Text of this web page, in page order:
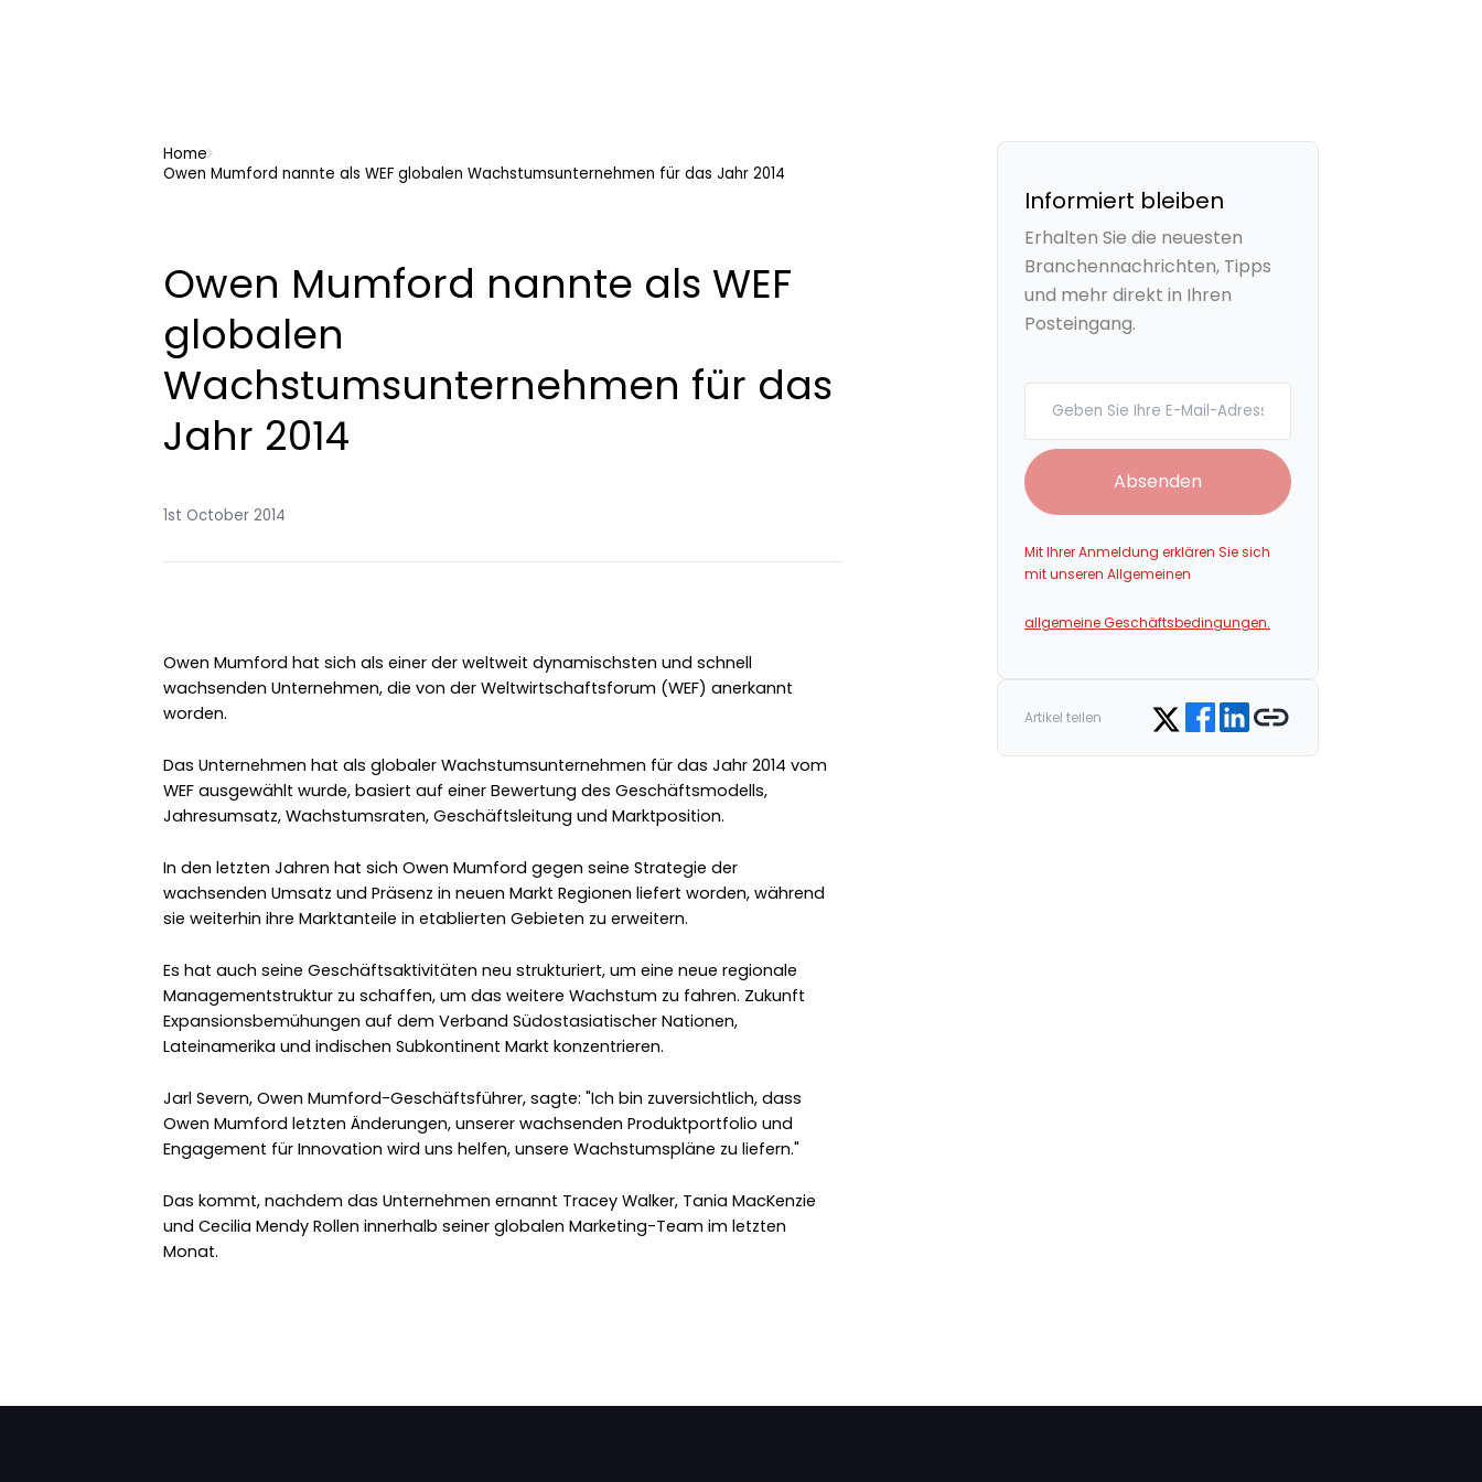
Home
Owen Mumford nannte als WEF globalen Wachstumsunternehmen für das Jahr 2014
Owen Mumford nannte als WEF
globalen
Wachstumsunternehmen für das
Jahr 2014
1st October 2014
Owen Mumford hat sich als einer der weltweit dynamischsten und schnell
wachsenden Unternehmen, die von der Weltwirtschaftsforum (WEF) anerkannt
worden.
Das Unternehmen hat als globaler Wachstumsunternehmen für das Jahr 2014 vom
WEF ausgewählt wurde, basiert auf einer Bewertung des Geschäftsmodells,
Jahresumsatz, Wachstumsraten, Geschäftsleitung und Marktposition.
In den letzten Jahren hat sich Owen Mumford gegen seine Strategie der
wachsenden Umsatz und Präsenz in neuen Markt Regionen liefert worden, während
sie weiterhin ihre Marktanteile in etablierten Gebieten zu erweitern.
Es hat auch seine Geschäftsaktivitäten neu strukturiert, um eine neue regionale
Managementstruktur zu schaffen, um das weitere Wachstum zu fahren. Zukunft
Expansionsbemühungen auf dem Verband Südostasiatischer Nationen,
Lateinamerika und indischen Subkontinent Markt konzentrieren.
Jarl Severn, Owen Mumford-Geschäftsführer, sagte: "Ich bin zuversichtlich, dass
Owen Mumford letzten Änderungen, unserer wachsenden Produktportfolio und
Engagement für Innovation wird uns helfen, unsere Wachstumspläne zu liefern."
Das kommt, nachdem das Unternehmen ernannt Tracey Walker, Tania MacKenzie
und Cecilia Mendy Rollen innerhalb seiner globalen Marketing-Team im letzten
Monat.
Informiert bleiben
Erhalten Sie die neuesten
Branchennachrichten, Tipps
und mehr direkt in Ihren
Posteingang.
Absenden
Mit Ihrer Anmeldung erklären Sie sich
mit unseren Allgemeinen
allgemeine Geschäftsbedingungen.
Artikel teilen Share on Twitter
Share on Facebook
Share on LinkedIn
Copy link